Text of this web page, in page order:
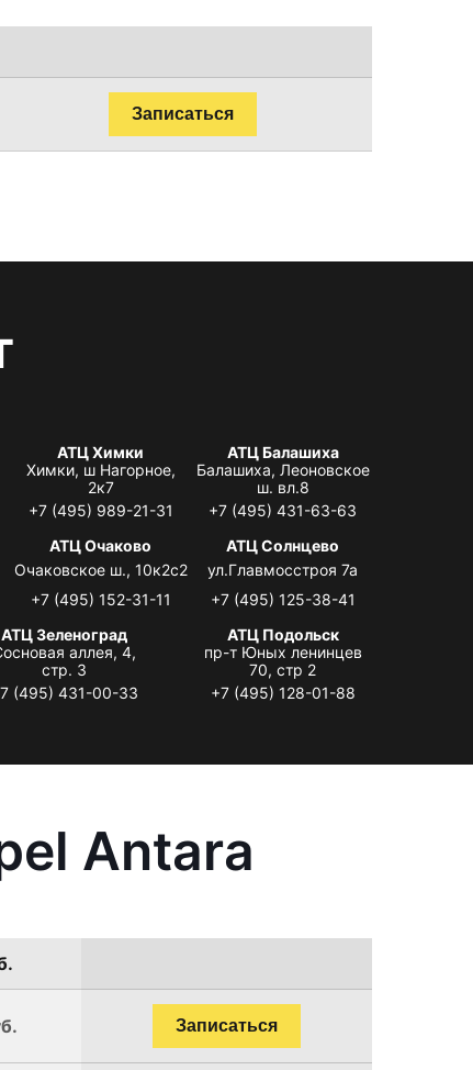
Записаться
АТЦ Химки
Химки, ш Нагорное,
2к7
+7 (495) 989-21-31
АТЦ Балашиха
Балашиха, Леоновское
ш. вл.8
+7 (495) 431-63-63
АТЦ Очаково
Очаковское ш., 10к2с2
+7 (495) 152-31-11
АТЦ Солнцево
ул.Главмосстроя 7а
+7 (495) 125-38-41
АТЦ Зеленоград
аллея, 4,
стр. 3
(495) 431-00-33
АТЦ Подольск
пр-т Юных ленинцев
70, стр 2
+7 (495) 128-01-88
Antara
Записаться